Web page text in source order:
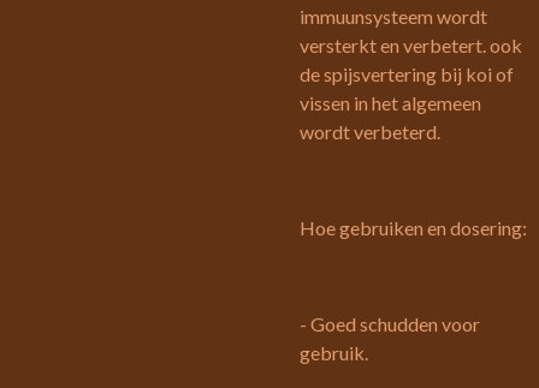
immuunsysteem wordt
versterkt en verbetert. ook
de spijsvertering bij koi of
vissen in het algemeen
wordt verbeterd.
Hoe gebruiken en dosering:
- Goed schudden voor
gebruik.